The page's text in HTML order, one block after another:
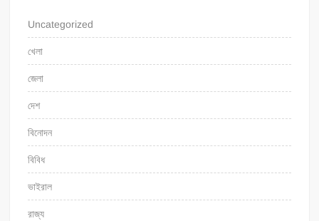
Uncategorized
খেলা
জেলা
দেশ
বিনোদন
বিবিধ
ভাইরাল
রাজ্য